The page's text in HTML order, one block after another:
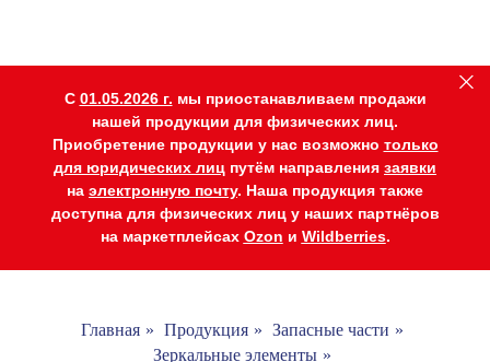
C 01.05.2026 г. мы приостанавливаем продажи
нашей продукции для физических лиц.
Приобретение продукции у нас возможно только
для юридических лиц путём направления заявки
на электронную почту. Наша продукция также
доступна для физических лиц у наших партнёров
на маркетплейсах Ozon и Wildberries.
Главная » Продукция » Запасные части »
Зеркальные элементы »